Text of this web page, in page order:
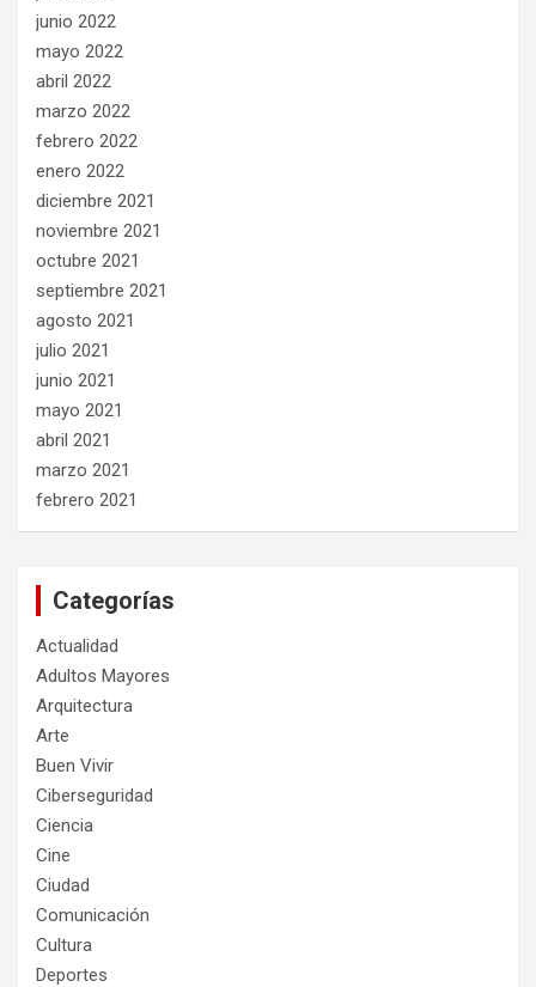
junio 2022
mayo 2022
abril 2022
marzo 2022
febrero 2022
enero 2022
diciembre 2021
noviembre 2021
octubre 2021
septiembre 2021
agosto 2021
julio 2021
junio 2021
mayo 2021
abril 2021
marzo 2021
febrero 2021
Categorías
Actualidad
Adultos Mayores
Arquitectura
Arte
Buen Vivir
Ciberseguridad
Ciencia
Cine
Ciudad
Comunicación
Cultura
Deportes